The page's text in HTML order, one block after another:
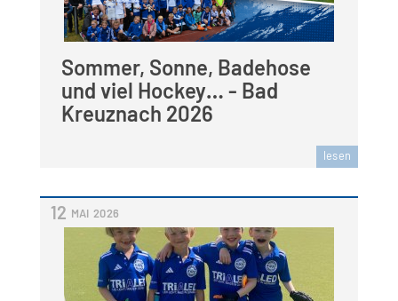
Sommer, Sonne, Badehose
und viel Hockey… - Bad
Kreuznach 2026
lesen
12 MAI 2026